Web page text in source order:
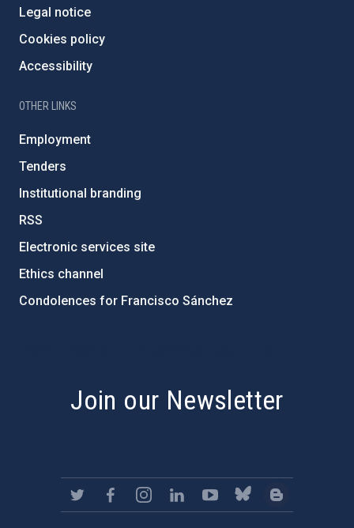
Legal notice
Cookies policy
Accessibility
OTHER LINKS
Employment
Tenders
Institutional branding
RSS
Electronic services site
Ethics channel
Condolences for Francisco Sánchez
Join our Newsletter